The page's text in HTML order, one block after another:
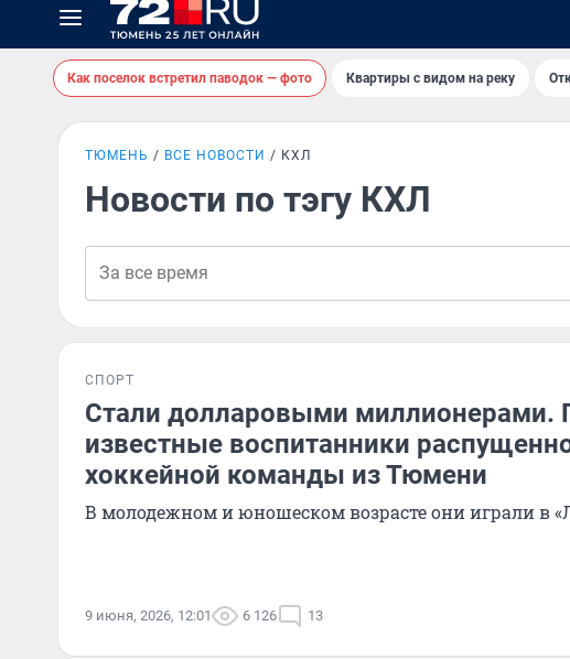
Как поселок встретил паводок — фото Квартиры с видом на реку
ТЮМЕНЬ ВСЕ НОВОСТИ КХЛ
Новости по тэгу КХЛ
СПОРТ
Стали долларовыми миллионерами.
известные воспитанники
хоккейной команды из Тюмени
В молодежном и юношеском возрасте они играли в
9 июня, 2026, 12:01 6 126 13